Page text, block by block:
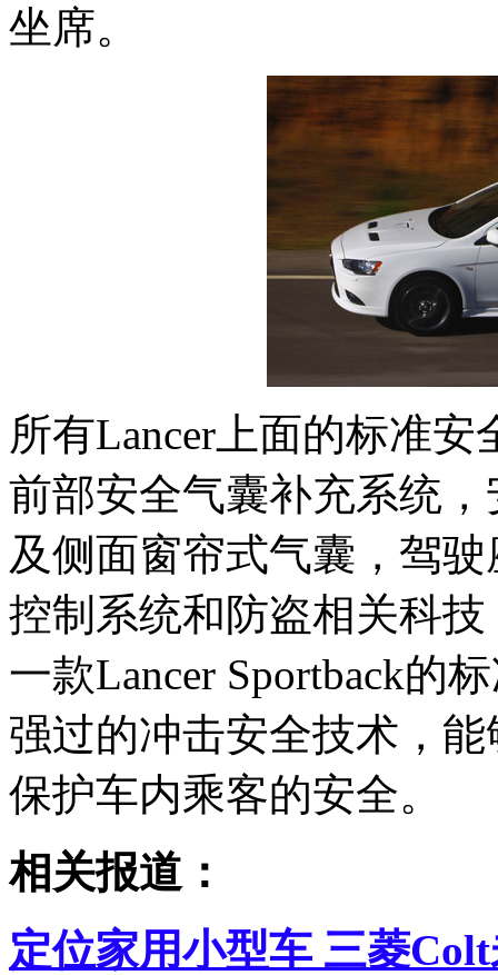
坐席。
所有Lancer上面的标准
前部安全气囊补充系统
及侧面窗帘式气囊，驾
控制系统和防盗相关科
一款Lancer Sportback的
强过的冲击安全技术，
保护车内乘客的安全。
相关报道：
定位家用小型车 三菱